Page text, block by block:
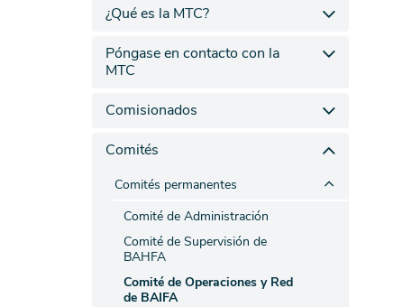
¿Qué es la MTC?
Póngase en contacto con la
MTC
Comisionados
Comités
Comités permanentes
Comité de Administración
Comité de Supervisión de
BAHFA
Comité de Operaciones y Red
de BAIFA